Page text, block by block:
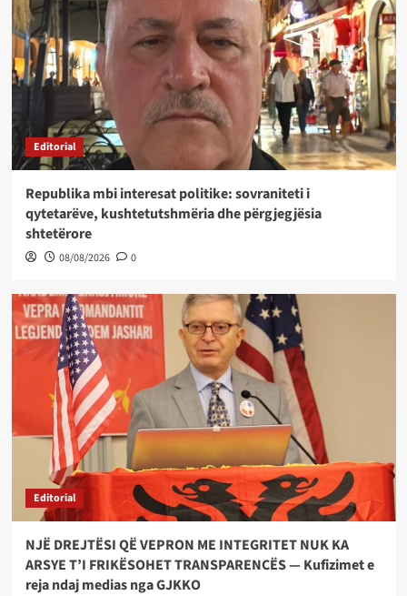
Editorial
Republika mbi interesat politike: sovraniteti i
qytetarëve, kushtetutshmëria dhe përgjegjësia
shtetërore
08/08/2026 0
Editorial
NJË DREJTËSI QË VEPRON ME INTEGRITET NUK KA
ARSYE T’I FRIKËSOHET TRANSPARENCËS — Kufizimet e
reja ndaj medias nga GJKKO